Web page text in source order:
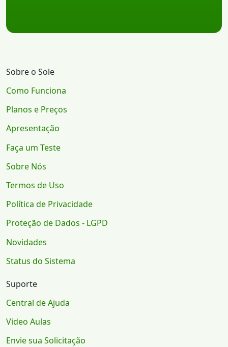
Sobre o Sole
Como Funciona
Planos e Preços
Apresentação
Faça um Teste
Sobre Nós
Termos de Uso
Política de Privacidade
Proteção de Dados - LGPD
Novidades
Status do Sistema
Suporte
Central de Ajuda
Video Aulas
Envie sua Solicitação